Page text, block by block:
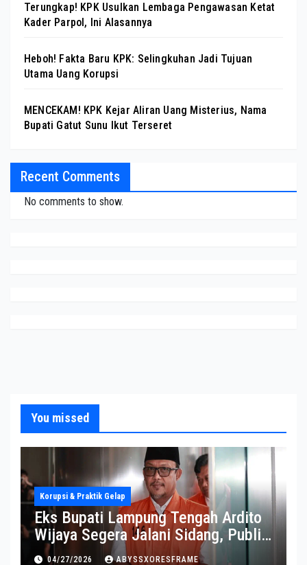
Terungkap! KPK Usulkan Lembaga Pengawasan Ketat
Kader Parpol, Ini Alasannya
Heboh! Fakta Baru KPK: Selingkuhan Jadi Tujuan
Utama Uang Korupsi
MENCEKAM! KPK Kejar Aliran Uang Misterius, Nama
Bupati Gatut Sunu Ikut Terseret
Recent Comments
No comments to show.
You missed
Korupsi & Praktik Gelap
Eks Bupati Lampung Tengah Ardito
Wijaya Segera Jalani Sidang, Publik
Soroti Perkembangannya
04/27/2026 ABYSSXORESFRAME